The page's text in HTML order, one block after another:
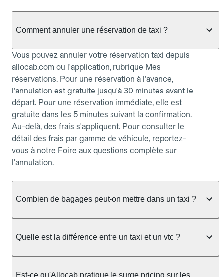
Comment annuler une réservation de taxi ?
Vous pouvez annuler votre réservation taxi depuis
allocab.com ou l'application, rubrique Mes
réservations. Pour une réservation à l'avance,
l'annulation est gratuite jusqu'à 30 minutes avant le
départ. Pour une réservation immédiate, elle est
gratuite dans les 5 minutes suivant la confirmation.
Au-delà, des frais s'appliquent. Pour consulter le
détail des frais par gamme de véhicule, reportez-
vous à notre Foire aux questions complète sur
l'annulation.
Combien de bagages peut-on mettre dans un taxi ?
taxi berline accueille en général jusqu'à 3 bagages
ou nombreux, précisez-le dans le champ "Message
au chauffeur" lors de la réservation. Le prix n'est
Quelle est la différence entre un taxi et un vtc ?
prendre en charge directement dans la rue, à une
Est-ce qu'Allocab pratique le surge pricing sur les